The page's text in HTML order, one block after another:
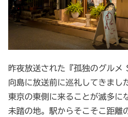
昨夜放送された『孤独のグル
向島に放送前に巡礼してきまし
東京の東側に来ることが滅多に
未踏の地。駅からそこそこ距離